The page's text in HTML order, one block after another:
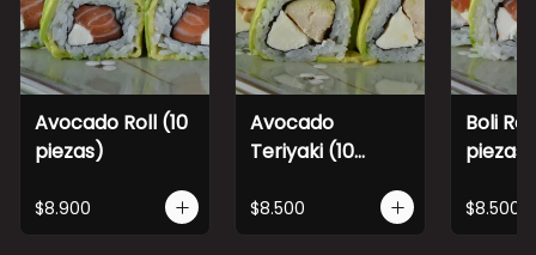
Avocado Roll (10
piezas)
$8.900
Avocado
Teriyaki (10
$8.500
Boli
piezas)
$8.500